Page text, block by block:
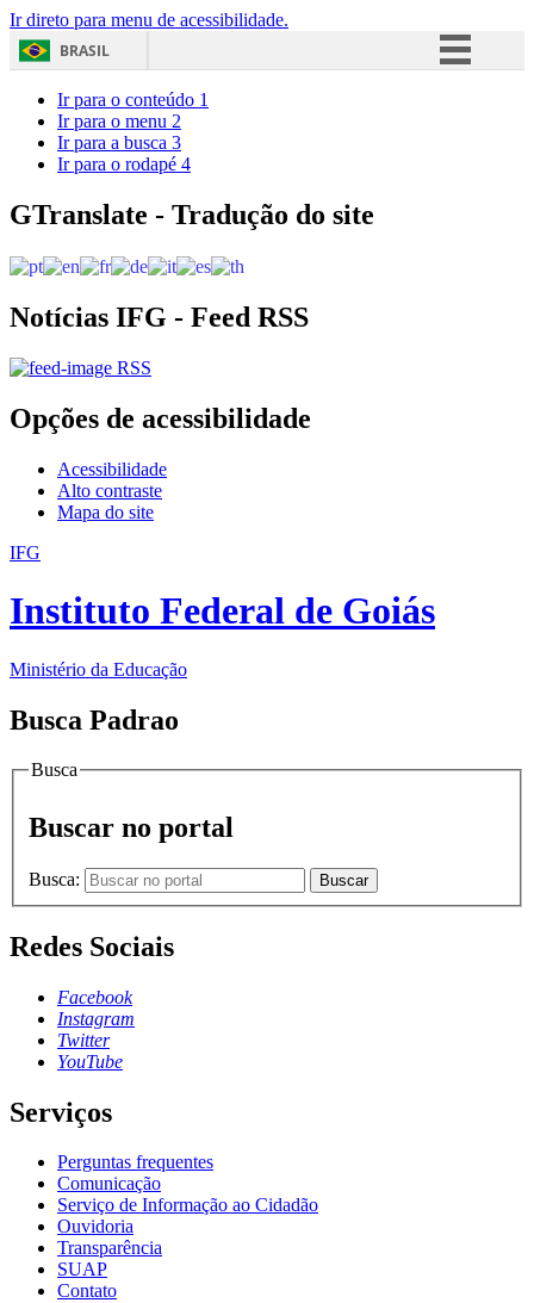
Ir direto para menu de acessibilidade.
BRASIL
Acesso à informação
Ir para o conteúdo 1
Ir para o menu 2
Ir para a busca 3
Ir para o rodapé 4
GTranslate - Tradução do site
Notícias IFG - Feed RSS
RSS
Opções de acessibilidade
Acessibilidade
Alto contraste
Mapa do site
IFG
Instituto Federal de Goiás
Ministério da Educação
Busca Padrao
Busca
Buscar no portal
Busca: Buscar
Redes Sociais
Facebook
Instagram
Twitter
YouTube
Serviços
Perguntas frequentes
Comunicação
Serviço de Informação ao Cidadão
Ouvidoria
Transparência
SUAP
Contato